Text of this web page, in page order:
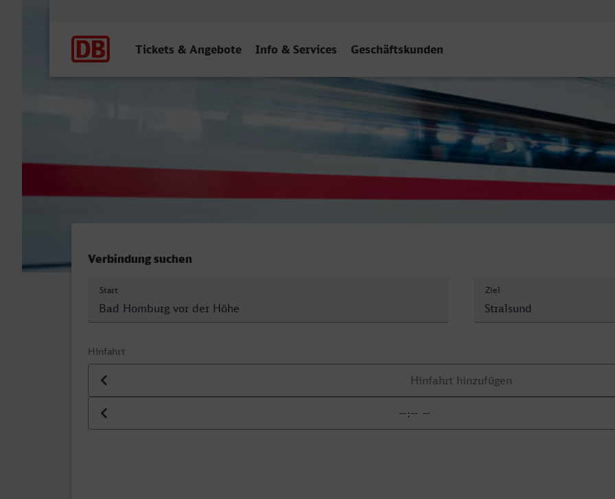
Tickets & Angebote Info & Services Geschäftskunden
Bad Homburg - Stralsund Hbf
Verbindung suchen
Start Ziel
Hinfahrt
Datum der Hinfahrt
Uhrzeit der Hinfahrt